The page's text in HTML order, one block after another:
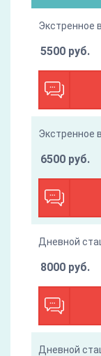
Экстренное
5500 руб.
Экстренное
6500 руб.
Дневной
8000 руб.
Дневной